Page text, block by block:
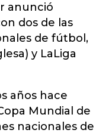
anunció
dos de las
de fútbol,
y LaLiga
años hace
Mundial de
nacionales de